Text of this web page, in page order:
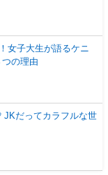
女子大生が語るケニ
の理由
JKだってカラフルな世